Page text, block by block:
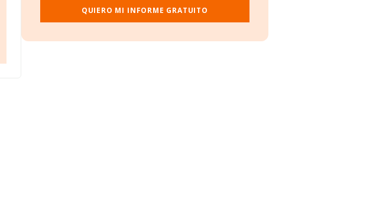
QUIERO MI INFORME GRATUITO